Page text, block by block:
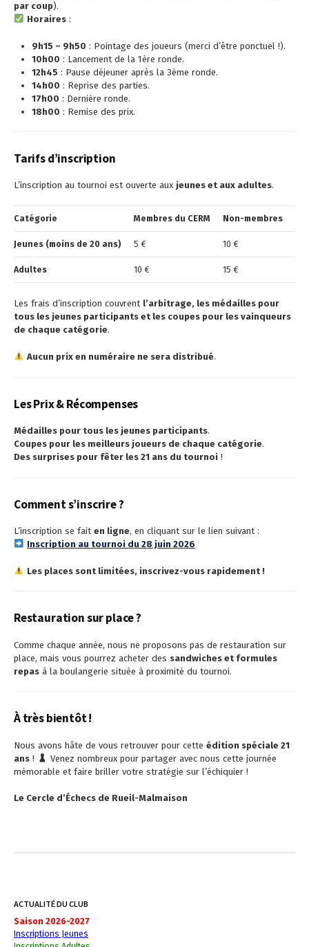
par coup).
Horaires :
9h15 – 9h50 : Pointage des joueurs (merci d’être ponctuel !).
10h00 : Lancement de la 1ère ronde.
12h45 : Pause déjeuner après la 3ème ronde.
14h00 : Reprise des parties.
17h00 : Dernière ronde.
18h00 : Remise des prix.
Tarifs d’inscription
L’inscription au tournoi est ouverte aux jeunes et aux adultes.
Catégorie Membres du CERM Non-membres
Jeunes (moins de 20 ans) 5 € 10 €
Adultes 10 € 15 €
Les frais d’inscription couvrent l’arbitrage, les médailles pour
tous les jeunes participants et les coupes pour les vainqueurs
de chaque catégorie.
Aucun prix en numéraire ne sera distribué.
Les Prix & Récompenses
Médailles pour tous les jeunes participants.
Coupes pour les meilleurs joueurs de chaque catégorie.
Des surprises pour fêter les 21 ans du tournoi !
Comment s’inscrire ?
L’inscription se fait en ligne, en cliquant sur le lien suivant :
Inscription au tournoi du 28 juin 2026
Les places sont limitées, inscrivez-vous rapidement !
Restauration sur place ?
Comme chaque année, nous ne proposons pas de restauration sur
place, mais vous pourrez acheter des sandwiches et formules
repas à la boulangerie située à proximité du tournoi.
À très bientôt !
Nous avons hâte de vous retrouver pour cette édition spéciale 21
ans !
Venez nombreux pour partager avec nous cette journée
mémorable et faire briller votre stratégie sur l’échiquier !
Le Cercle d’Échecs de Rueil-Malmaison
ACTUALITÉ DU CLUB
Saison 2026-2027
Inscriptions Jeunes